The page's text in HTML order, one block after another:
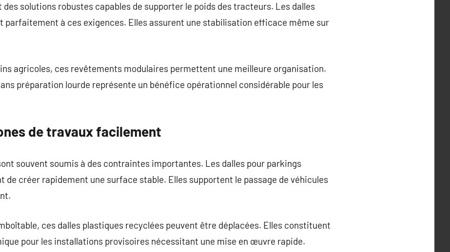
solutions robustes capables de supporter le poids des tracteurs. Les dalles
parfaitement à ces exigences. Elles assurent une stabilisation efficace même sur
agricoles, ces revêtements modulaires permettent une meilleure organisation.
préparation lourde représente un bénéfice opérationnel considérable pour les
de travaux facilement
souvent soumis à des contraintes importantes. Les dalles pour parkings
créer rapidement une surface stable. Elles supportent le passage de véhicules
ces dalles plastiques recyclées peuvent être déplacées. Elles constituent
pour les installations provisoires nécessitant une mise en œuvre rapide.